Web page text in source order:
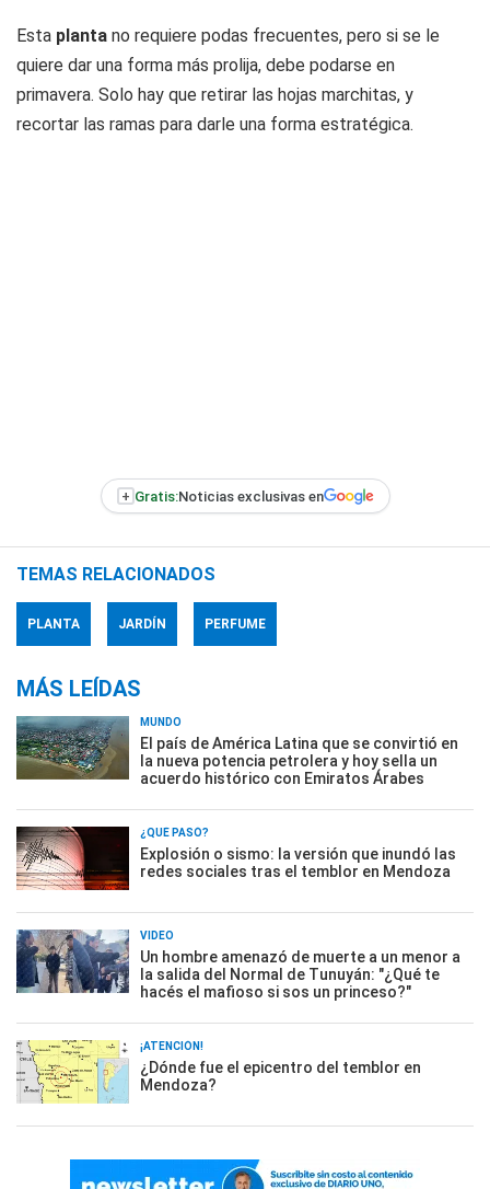
Esta planta no requiere podas frecuentes, pero si se le
quiere dar una forma más prolija, debe podarse en
primavera. Solo hay que retirar las hojas marchitas, y
recortar las ramas para darle una forma estratégica.
+ Gratis:Noticias exclusivas en
TEMAS RELACIONADOS
PLANTA JARDÍN PERFUME
MÁS LEÍDAS
MUNDO
El país de América Latina que se convirtió en
la nueva potencia petrolera y hoy sella un
acuerdo histórico con Emiratos Árabes
¿QUÉ PASÓ?
Explosión o sismo: la versión que inundó las
redes sociales tras el temblor en Mendoza
VIDEO
Un hombre amenazó de muerte a un menor a
la salida del Normal de Tunuyán: "¿Qué te
hacés el mafioso si sos un princeso?"
¡ATENCIÓN!
¿Dónde fue el epicentro del temblor en
Mendoza?